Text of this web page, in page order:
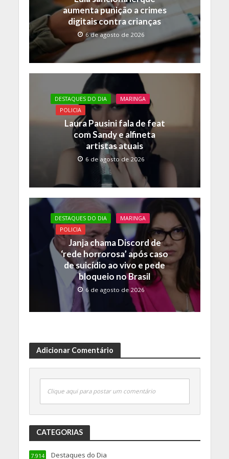
aumenta punição a crimes
digitais contra crianças
6 de agosto de 2026
DESTAQUES DO DIA
MARINGA
POLICIA
Laura Pausini fala de feat
com Sandy e alfineta
artistas atuais
6 de agosto de 2026
DESTAQUES DO DIA
MARINGA
POLICIA
Janja chama Discord de
‘rede horrorosa’ após caso
de suicídio ao vivo e pede
bloqueio no Brasil
6 de agosto de 2026
Adicionar Comentário
Clique aqui para postar um comentário
CATEGORIAS
Destaques do Dia
7.914